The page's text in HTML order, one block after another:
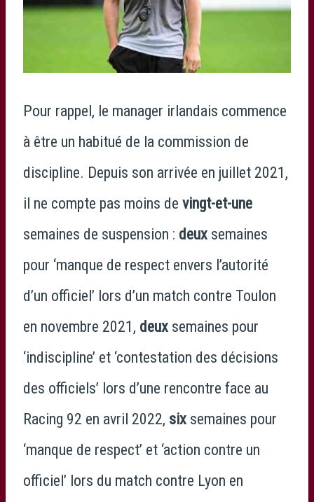
Pour rappel, le manager irlandais commence
à être un habitué de la commission de
discipline. Depuis son arrivée en juillet 2021,
il ne compte pas moins de vingt-et-une
semaines de suspension : deux semaines
pour ‘manque de respect envers l’autorité
d’un officiel’ lors d’un match contre Toulon
en novembre 2021, deux semaines pour
‘indiscipline’ et ‘contestation des décisions
des officiels’ lors d’une rencontre face au
Racing 92 en avril 2022, six semaines pour
‘manque de respect’ et ‘action contre un
officiel’ lors du match contre Lyon en